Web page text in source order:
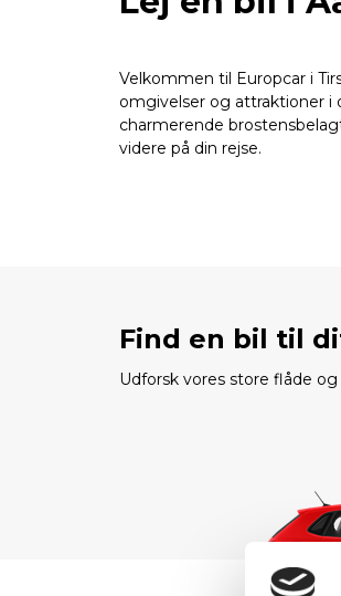
Velkommen til Europcar i
omgivelser og attraktioner i
charmerende
videre på din rejse.
Find en bil til
Udforsk vores store flåde